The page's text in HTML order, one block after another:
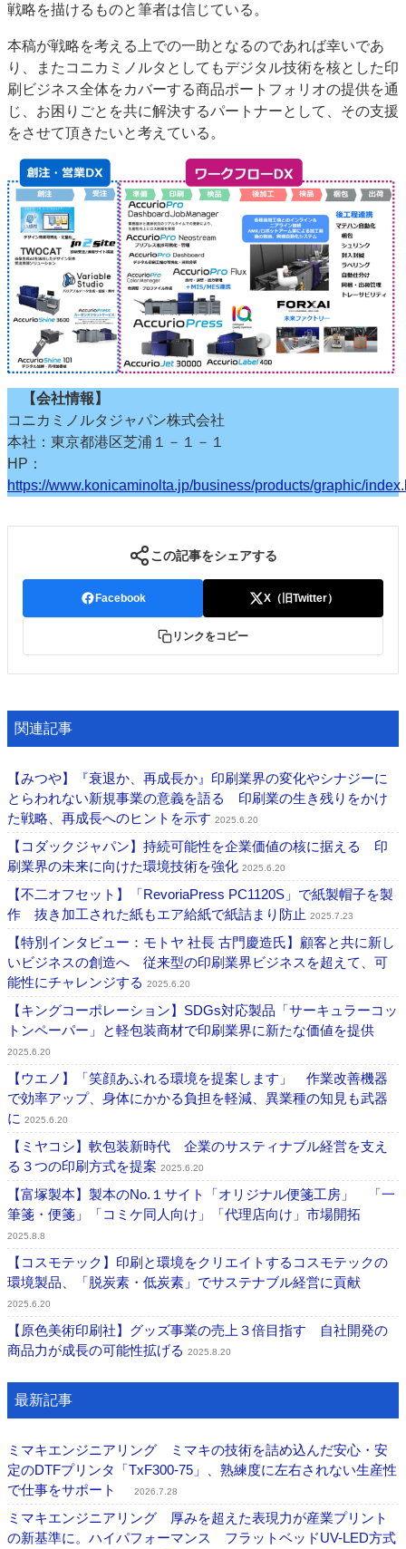
戦略を描けるものと筆者は信じている。
本稿が戦略を考える上での一助となるのであれば幸いであ
り、またコニカミノルタとしてもデジタル技術を核とした印
刷ビジネス全体をカバーする商品ポートフォリオの提供を通
じ、お困りごとを共に解決するパートナーとして、その支援
をさせて頂きたいと考えている。
【会社情報】
コニカミノルタジャパン株式会社
本社：東京都港区芝浦１－１－１
HP：
https://www.konicaminolta.jp/business/products/graphic/
この記事をシェアする
Facebook X（旧Twitter）
リンクをコピー
関連記事
【みつや】『衰退か、再成長か』印刷業界の変化やシナジーに
とらわれない新規事業の意義を語る 印刷業の生き残りをかけ
た戦略、再成長へのヒントを示す 2025.6.20
【コダックジャパン】持続可能性を企業価値の核に据える 印
刷業界の未来に向けた環境技術を強化 2025.6.20
【不二オフセット】「RevoriaPress PC1120S」で紙製帽子を製
作 抜き加工された紙もエア給紙で紙詰まり防止 2025.7.23
【特別インタビュー：モトヤ 社長 古門慶造氏】顧客と共に新し
いビジネスの創造へ 従来型の印刷業界ビジネスを超えて、可
能性にチャレンジする 2025.6.20
【キングコーポレーション】SDGs対応製品「サーキュラーコッ
トンペーパー」と軽包装商材で印刷業界に新たな価値を提供
2025.6.20
【ウエノ】「笑顔あふれる環境を提案します」 作業改善機器
で効率アップ、身体にかかる負担を軽減、異業種の知見も武器
に 2025.6.20
【ミヤコシ】軟包装新時代 企業のサスティナブル経営を支え
る３つの印刷方式を提案 2025.6.20
【富塚製本】製本のNo.１サイト「オリジナル便箋工房」 「一
筆箋・便箋」「コミケ同人向け」「代理店向け」市場開拓
2025.8.8
【コスモテック】印刷と環境をクリエイトするコスモテックの
環境製品、「脱炭素・低炭素」でサステナブル経営に貢献
2025.6.20
【原色美術印刷社】グッズ事業の売上３倍目指す 自社開発の
商品力が成長の可能性拡げる 2025.8.20
最新記事
ミマキエンジニアリング ミマキの技術を詰め込んだ安心・安
定のDTFプリンタ「TxF300-75」、熟練度に左右されない生産性
で仕事をサポート
2026.7.28
ミマキエンジニアリング 厚みを超えた表現力が産業プリント
の新基準に。ハイパフォーマンス フラットベッドUV-LED方式